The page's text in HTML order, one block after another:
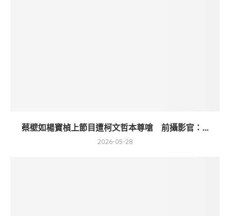
蔡壁如楊寶楨上節目遭柯文哲本尊嗆 前攝影官：...
2026-05-28